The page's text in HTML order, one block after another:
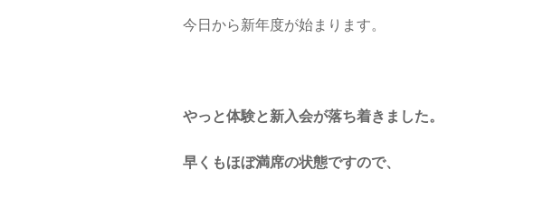
今日から新年度が始まります。
やっと体験と新入会が落ち着きました。
早くもほぼ満席の状態ですので、